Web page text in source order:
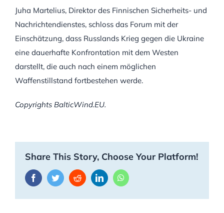
Juha Martelius, Direktor des Finnischen Sicherheits- und
Nachrichtendienstes, schloss das Forum mit der
Einschätzung, dass Russlands Krieg gegen die Ukraine
eine dauerhafte Konfrontation mit dem Westen
darstellt, die auch nach einem möglichen
Waffenstillstand fortbestehen werde.
Copyrights BalticWind.EU.
Share This Story, Choose Your Platform!
FacebookTwitterRedditLinkedInWhatsApp